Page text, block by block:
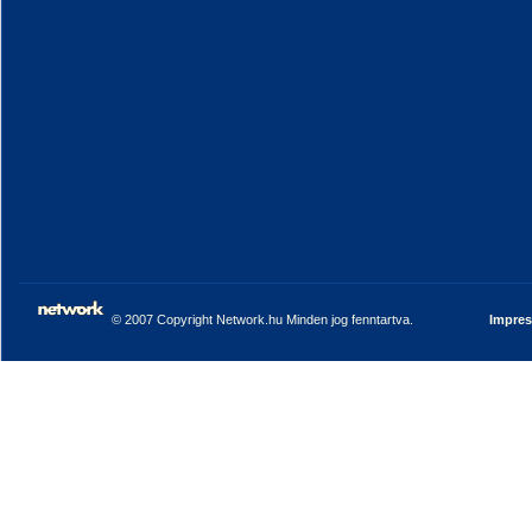
© 2007 Copyright Network.hu Minden jog fenntartva.